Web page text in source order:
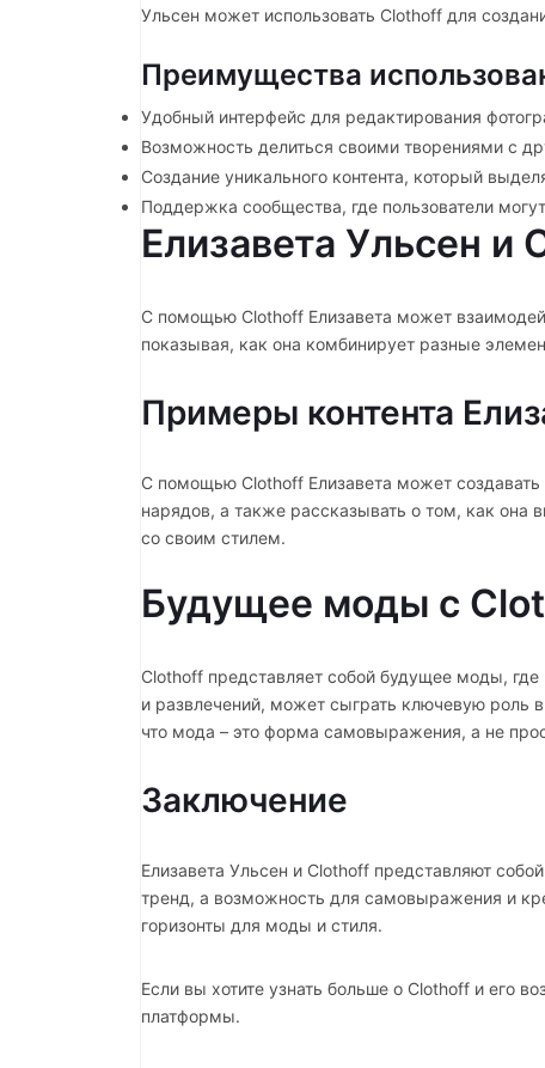
Ульсен может использовать Clothoff для
Преимущества
Удобный интерфейс для редактирования
Возможность делиться своими творениями с
Создание уникального контента, который
Поддержка сообщества, где пользователи
Елизавета Ульсен и
С помощью Clothoff Елизавета может
показывая, как она комбинирует разные
Примеры контента
С помощью Clothoff Елизавета может
нарядов, а также рассказывать о том, как она
со своим стилем.
Будущее моды с
Clothoff представляет собой будущее моды,
и развлечений, может сыграть ключевую роль
что мода – это форма самовыражения, а не
Заключение
Елизавета Ульсен и Clothoff представляют
тренд, а возможность для самовыражения и
горизонты для моды и стиля.
Если вы хотите узнать больше о Clothoff и его
платформы.